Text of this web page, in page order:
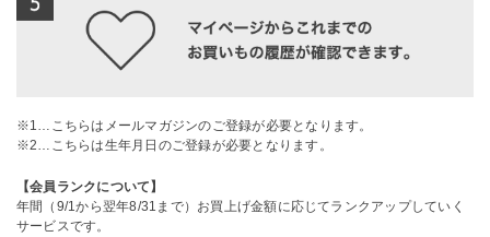
※1…こちらはメールマガジンのご登録が必要となります。
※2…こちらは生年月日のご登録が必要となります。
【会員ランクについて】
年間（9/1から翌年8/31まで）お買上げ金額に応じてランクアップしていく
サービスです。